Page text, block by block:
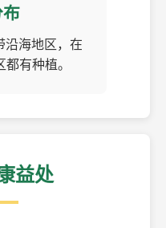
沿海地区，在
有种植。
益处